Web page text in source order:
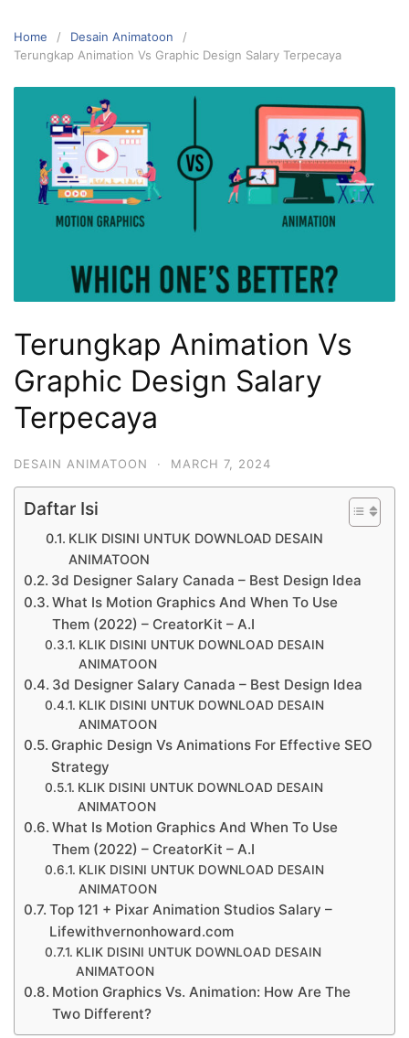
Home
Desain Animatoon
Terungkap Animation Vs Graphic Design Salary Terpecaya
Terungkap Animation Vs
Graphic Design Salary
Terpecaya
DESAIN ANIMATOON · MARCH 7, 2024
Daftar Isi
KLIK DISINI UNTUK DOWNLOAD DESAIN
ANIMATOON
3d Designer Salary Canada – Best Design Idea
What Is Motion Graphics And When To Use
Them (2022) – CreatorKit – A.I
KLIK DISINI UNTUK DOWNLOAD DESAIN
ANIMATOON
3d Designer Salary Canada – Best Design Idea
KLIK DISINI UNTUK DOWNLOAD DESAIN
ANIMATOON
Graphic Design Vs Animations For Effective SEO
Strategy
KLIK DISINI UNTUK DOWNLOAD DESAIN
ANIMATOON
What Is Motion Graphics And When To Use
Them (2022) – CreatorKit – A.I
KLIK DISINI UNTUK DOWNLOAD DESAIN
ANIMATOON
Top 121 + Pixar Animation Studios Salary –
Lifewithvernonhoward.com
KLIK DISINI UNTUK DOWNLOAD DESAIN
ANIMATOON
Motion Graphics Vs. Animation: How Are The
Two Different?